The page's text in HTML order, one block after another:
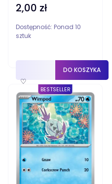
Cena
2,00 zł
Dostępność: Ponad 10
sztuk
♡
DO KOSZYKA
BESTSELLER